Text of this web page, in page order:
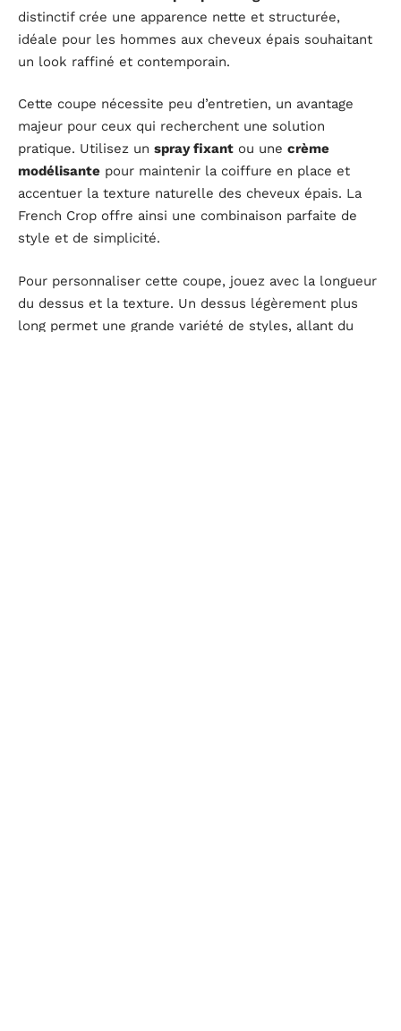
distinctif crée une apparence nette et structurée,
idéale pour les hommes aux cheveux épais souhaitant
un look raffiné et contemporain.
Cette coupe nécessite peu d’entretien, un avantage
majeur pour ceux qui recherchent une solution
pratique. Utilisez un spray fixant ou une crème
modélisante pour maintenir la coiffure en place et
accentuer la texture naturelle des cheveux épais. La
French Crop offre ainsi une combinaison parfaite de
style et de simplicité.
Pour personnaliser cette coupe, jouez avec la longueur
du dessus et la texture. Un dessus légèrement plus
long permet une grande variété de styles, allant du